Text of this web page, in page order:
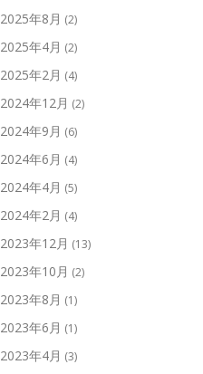
2025年8月 (2)
2025年4月 (2)
2025年2月 (4)
2024年12月 (2)
2024年9月 (6)
2024年6月 (4)
2024年4月 (5)
2024年2月 (4)
2023年12月 (13)
2023年10月 (2)
2023年8月 (1)
2023年6月 (1)
2023年4月 (3)